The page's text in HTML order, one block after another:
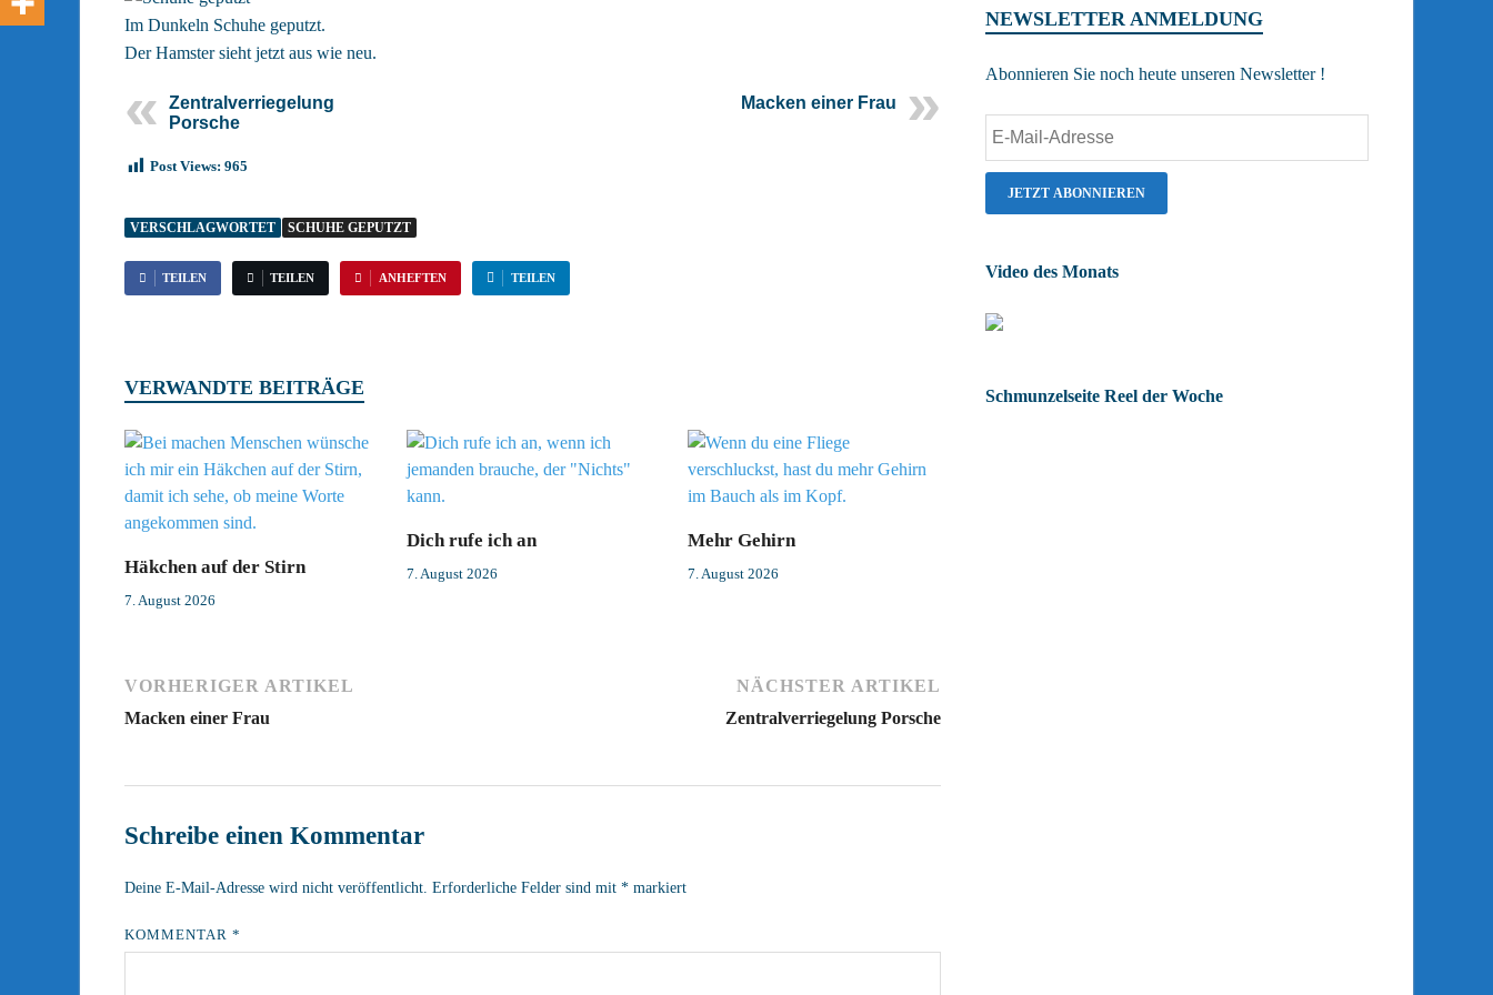
Im Dunkeln Schuhe geputzt.
Der Hamster sieht jetzt aus wie neu.
Zentralverriegelung
Porsche
Macken einer Frau
Post Views: 965
VERSCHLAGWORTET SCHUHE GEPUTZT
TEILEN TEILEN ANHEFTEN TEILEN
VERWANDTE BEITRÄGE
Häkchen auf der Stirn
7. August 2026
Dich rufe ich an
7. August 2026
Mehr Gehirn
7. August 2026
VORHERIGER ARTIKEL
Macken einer Frau
NÄCHSTER ARTIKEL
Zentralverriegelung Porsche
Schreibe einen Kommentar
Deine E-Mail-Adresse wird nicht veröffentlicht. Erforderliche Felder sind mit * markiert
KOMMENTAR*
NEWSLETTER ANMELDUNG
Abonnieren Sie noch heute unseren Newsletter !
Video des Monats
Schmunzelseite Reel der Woche